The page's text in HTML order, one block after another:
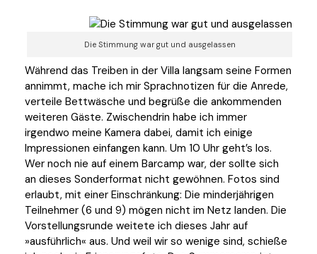
Die Stimmung war gut und ausgelassen
Während das Treiben in der Villa langsam seine Formen
annimmt, mache ich mir Sprachnotizen für die Anrede,
verteile Bettwäsche und begrüße die ankommenden
weiteren Gäste. Zwischendrin habe ich immer
irgendwo meine Kamera dabei, damit ich einige
Impressionen einfangen kann. Um 10 Uhr geht’s los.
Wer noch nie auf einem Barcamp war, der sollte sich
an dieses Sonderformat nicht gewöhnen. Fotos sind
erlaubt, mit einer Einschränkung: Die minderjährigen
Teilnehmer (6 und 9) mögen nicht im Netz landen. Die
Vorstellungsrunde weitete ich dieses Jahr auf
»ausführlich« aus. Und weil wir so wenige sind, schieße